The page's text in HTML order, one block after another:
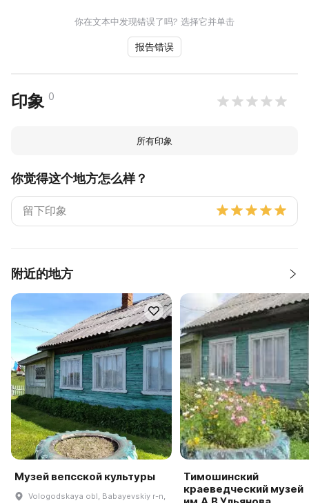
你在文本中发现错误了吗? 选择它并单击
报告错误
印象 0
所有印象
你觉得这个地方怎么样？
附近的地方
Музей вепсской культуры
Vologodskaya obl, Babayevskiy r-n,
Тимошинский
краеведческий музей